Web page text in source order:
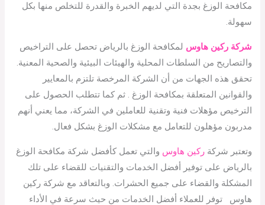
مكافحة الوزغ بجدة التي لديهم الخبرة والقدرة للتخلص منها بكل
سهولة.
شركة ركين هاوس لمكافحة الوزغ بالرياض تحصل على التراخيص
والتصاريح من السلطات المحلية والهيئات البيئية والصحية المعنية.
تحقق هذه الجهات من أن الشركة المرخصة تلتزم بالمعايير
والقوانين المتعلقة بمكافحة الوزغ . ثم كما تتطلب الحصول على
الترخيص مؤهلات فنية وتقنية للعاملين في الشركة، مما يعني أنهم
مدربون مؤهلون للتعامل مع مشكلات الوزغ بشكل فعال.
وتعتبر شركةركين هاوس والتي تعمل كأفضل شركة مكافحة الوزغ
بالرياض على توفير أفضل الخدمات والتقنيات للقضاء على تلك
المشكلة والقضاء على جميع الحشرات. وبالتعاقد مع شركة ركين
هاوس توفر للعملاء أفضل الخدمات من حيث سرعة في الأداء